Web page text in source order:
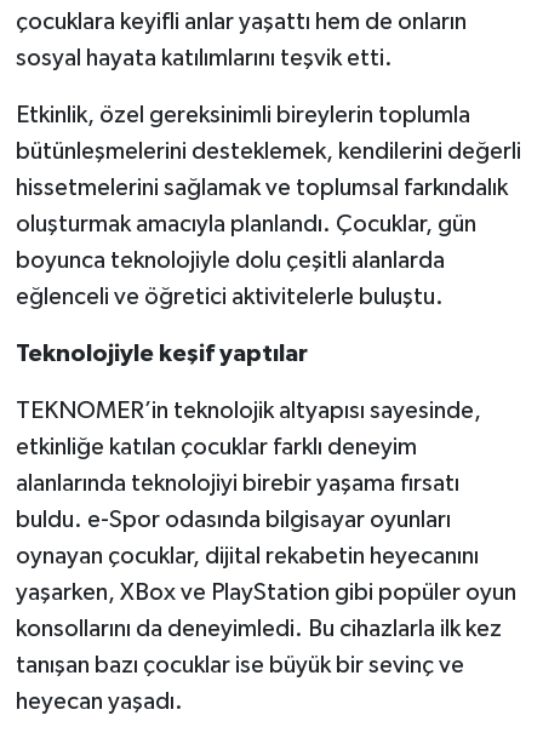
çocuklara keyifli anlar yaşattı hem de onların
sosyal hayata katılımlarını teşvik etti.
Etkinlik, özel gereksinimli bireylerin toplumla
bütünleşmelerini desteklemek, kendilerini değerli
hissetmelerini sağlamak ve toplumsal farkındalık
oluşturmak amacıyla planlandı. Çocuklar, gün
boyunca teknolojiyle dolu çeşitli alanlarda
eğlenceli ve öğretici aktivitelerle buluştu.
Teknolojiyle keşif yaptılar
TEKNOMER’in teknolojik altyapısı sayesinde,
etkinliğe katılan çocuklar farklı deneyim
alanlarında teknolojiyi birebir yaşama fırsatı
buldu. e-Spor odasında bilgisayar oyunları
oynayan çocuklar, dijital rekabetin heyecanını
yaşarken, XBox ve PlayStation gibi popüler oyun
konsollarını da deneyimledi. Bu cihazlarla ilk kez
tanışan bazı çocuklar ise büyük bir sevinç ve
heyecan yaşadı.